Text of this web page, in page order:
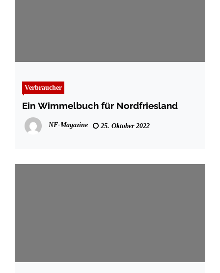
Verbraucher
Ein Wimmelbuch für Nordfriesland
NF-Magazine 25. Oktober 2022